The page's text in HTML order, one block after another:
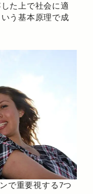
た上で社会に適
う基本原理で成
で重要視する7つ